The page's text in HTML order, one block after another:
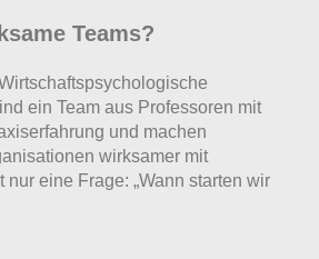
Teams?
ein Team aus Professoren mit
und machen
wirksamer mit
nur eine Frage: „Wann starten wir